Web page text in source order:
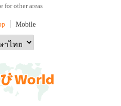
for other areas
Mobile